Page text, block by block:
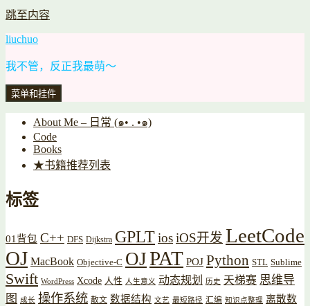
跳至内容
liuchuo
我不管，反正我最萌～
菜单和挂件
About Me – 日常 (๑• . •๑)
Code
Books
★书籍推荐列表
标签
01背包 C++ DFS Dijkstra GPLTiosiOS开发 LeetCode
OJ MacBook Objective-C OJPAT POJ Python STL Sublime
Swift WordPress Xcode 人性 人生意义 动态规划 历史 天梯赛 思维导
图
成长 操作系统 散文 数据结构 文艺 最短路径 汇编 知识点整理 离散数